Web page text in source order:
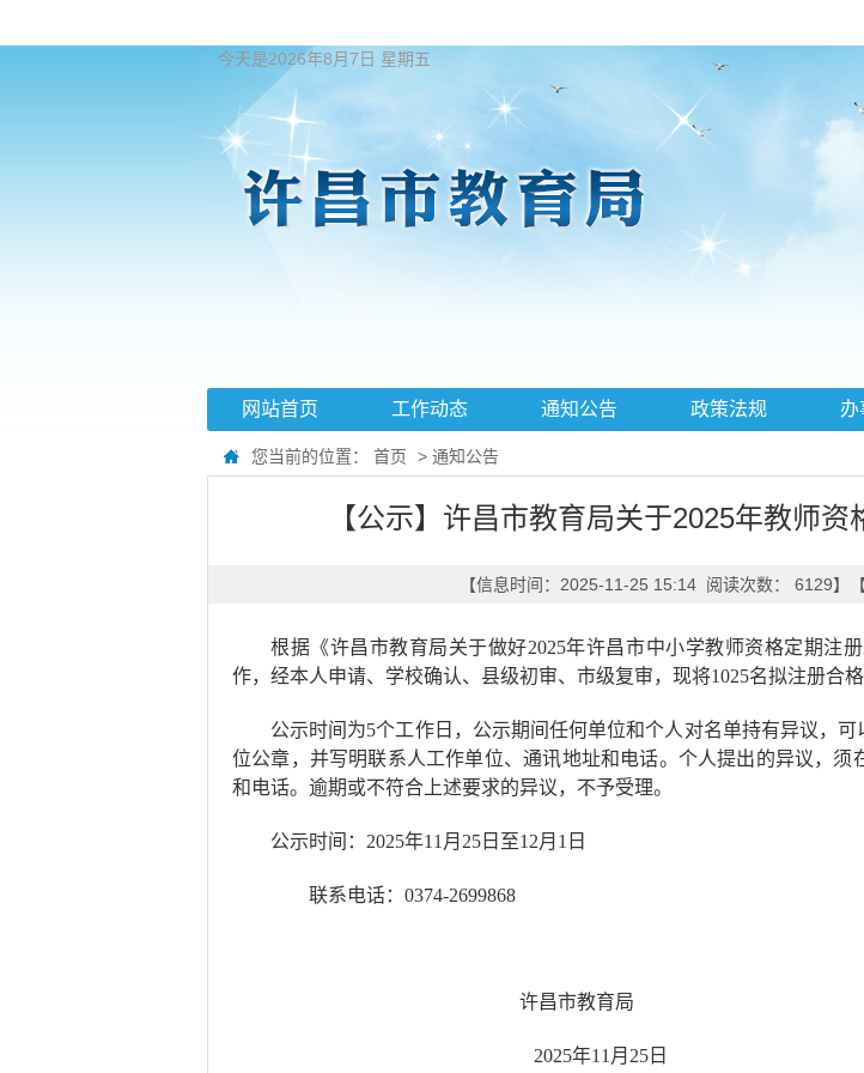
今天是2026年8月7日 星期五
网站首页 工作动态 通知公告 政策法规 办
您当前的位置： 首页 > 通知公告
【公示】许昌市教育局关于2025年教师
【信息时间：2025-11-25 15:14 阅读次数： 6129】
根据《许昌市教育局关于做好2025年许昌市中小学教师资格定期注册
作，经本人申请、学校确认、 县级初审、市级复审，现将1025名拟注册合
公示时间为5个工作日，公示期间任何单位和个人对名单持有异议，可
位公章，并写明联系人工作单位、通讯地址和电话。个人提出的异议，
和电话。逾期或不符合上述要求的异议，不予受理。
公示时间： 2025年1 1 月 25 日至1 2月 1 日
联系电话： 0374-2699868
许昌市教育局
2025年1 1 月 25 日